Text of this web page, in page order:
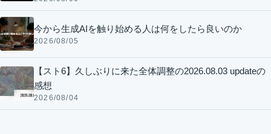
今から生成AIを触り始める人は何をしたら良いのか
2026/08/05
【スト6】久しぶりに来た全体調整の2026.08.03 updateの
感想
2026/08/04